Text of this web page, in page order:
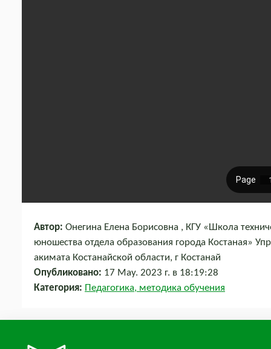
Автор: Онегина Елена Борисовна , КГУ «Школа
юношества отдела образования города Костаная»
акимата Костанайской области, г Костанай
Опубликовано: 17 May. 2023 г. в 18:19:28
Категория: Педагогика, методика обучения